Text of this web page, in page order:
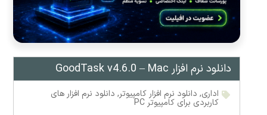
دانلود نرم افزار GoodTask v4.6.0 – Mac
اداری, دانلود نرم افزار کامپیوتر, دانلود نرم افزار های
کاربردی برای کامپیوتر PC